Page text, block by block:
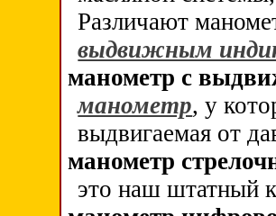
Различают
выдвижным
манометр с
манометр, у
выдвигаемая от
манометр
это наш штатный